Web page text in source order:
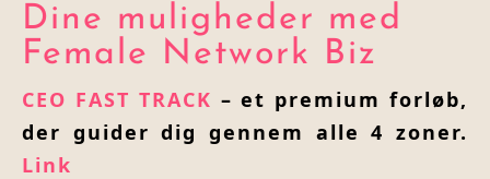
Dine muligheder med
Female Network Biz
CEO FAST TRACK – et premium forløb,
der guider dig gennem alle 4 zoner.
Link